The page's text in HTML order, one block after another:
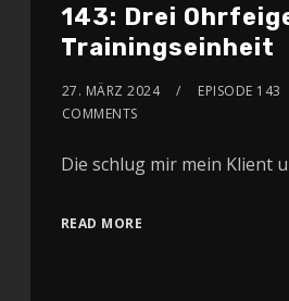
143: Drei
Trainingseinheit
27. MÄRZ 2024 EPISODE 143
COMMENTS
Die schlug mir mein Klient
READ MORE